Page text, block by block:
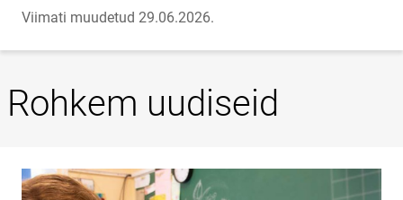
Viimati muudetud 29.06.2026.
Rohkem uudiseid